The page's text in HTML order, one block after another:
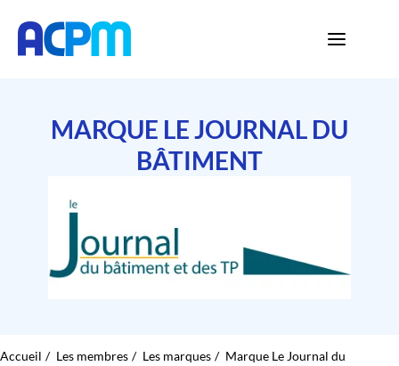
MARQUE LE JOURNAL DU
BÂTIMENT
Accueil Les membres Les marques
Marque Le Journal du